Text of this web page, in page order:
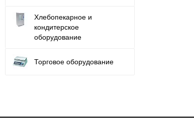
Хлебопекарное и
кондитерское
оборудование
Торговое оборудование